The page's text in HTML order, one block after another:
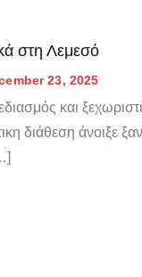
στη Λεμεσό
23, 2025
και
διάθεση άνοιξε